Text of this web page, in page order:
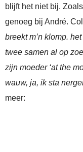
blijft het niet bij.
genoeg bij André.
breekt m’n klomp.
twee samen al op
zijn moeder ‘at the
wauw, ja, ik sta
meer: